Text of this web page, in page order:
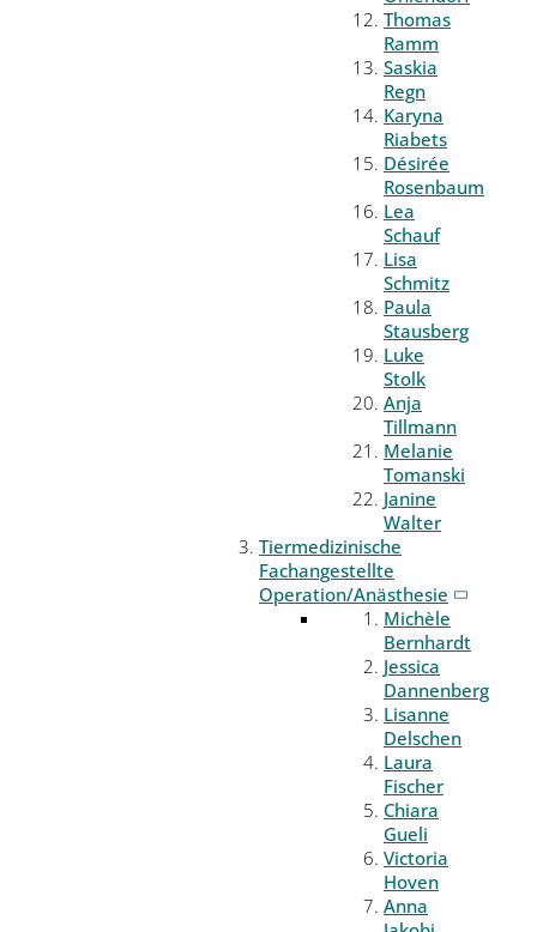
Thomas
Ramm
Saskia
Regn
Karyna
Riabets
Désirée
Rosenbaum
Lea
Schauf
Lisa
Schmitz
Paula
Stausberg
Luke
Stolk
Anja
Tillmann
Melanie
Tomanski
Janine
Walter
Tiermedizinische
Fachangestellte
Operation/Anästhesie
Michèle
Bernhardt
Jessica
Dannenberg
Lisanne
Delschen
Laura
Fischer
Chiara
Gueli
Victoria
Hoven
Anna